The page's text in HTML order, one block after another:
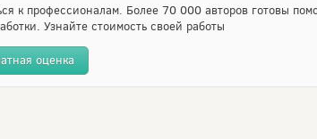
к профессионалам. Более 70 000 авторов готовы
Узнайте стоимость своей работы
оценка